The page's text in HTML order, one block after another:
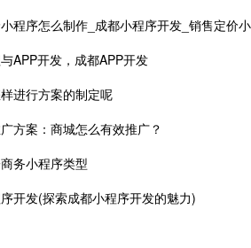
APP开发，成都APP开发
进行方案的制定呢
方案：商城怎么有效推广？
务小程序类型
开发(探索成都小程序开发的魅力)